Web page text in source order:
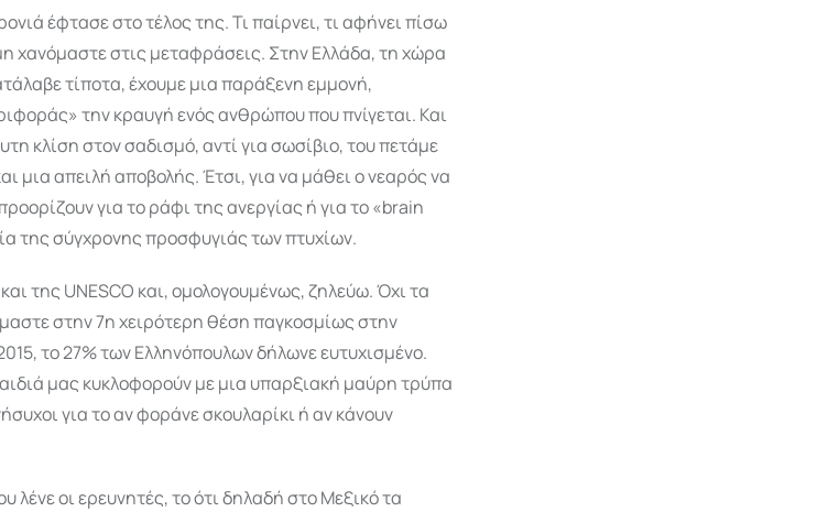
έφτασε στο τέλος της. Τι παίρνει, τι αφήνει πίσω
χανόμαστε στις μεταφράσεις. Στην Ελλάδα, τη χώρα
τίποτα, έχουμε μια παράξενη εμμονή,
την κραυγή ενός ανθρώπου που πνίγεται. Και
κλίση στον σαδισμό, αντί για σωσίβιο, του πετάμε
μια απειλή αποβολής. Έτσι, για να μάθει ο νεαρός να
για το ράφι της ανεργίας ή για το «brain
της σύγχρονης προσφυγιάς των πτυχίων.
της UNESCO και, ομολογουμένως, ζηλεύω. Όχι τα
στην 7η χειρότερη θέση παγκοσμίως στην
το 27% των Ελληνόπουλων δήλωνε ευτυχισμένο.
μας κυκλοφορούν με μια υπαρξιακή μαύρη τρύπα
για το αν φοράνε σκουλαρίκι ή αν κάνουν
λένε οι ερευνητές, το ότι δηλαδή στο Μεξικό τα